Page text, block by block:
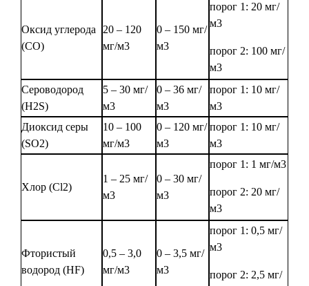
Оксид углерода
(СО)
20 – 120
мг/м3
0 – 150 мг/
м3
порог 1: 20 мг/
м3
порог 2: 100 мг/
м3
Сероводород
(H2S)
5 – 30 мг/
м3
0 – 36 мг/
м3
порог 1: 10 мг/
м3
Диоксид серы
(SO2)
10 – 100
мг/м3
0 – 120 мг/
м3
порог 1: 10 мг/
м3
Хлор (Cl2)
1 – 25 мг/
м3
0 – 30 мг/
м3
порог 1: 1 мг/м3
порог 2: 20 мг/
м3
Фтористый
водород (HF)
0,5 – 3,0
мг/м3
0 – 3,5 мг/
м3
порог 1: 0,5 мг/
м3
порог 2: 2,5 мг/